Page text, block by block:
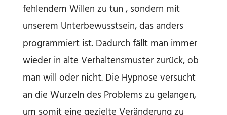
fehlendem Willen zu tun , sondern mit
unserem Unterbewusstsein, das anders
programmiert ist. Dadurch fällt man immer
wieder in alte Verhaltensmuster zurück, ob
man will oder nicht. Die Hypnose versucht
an die Wurzeln des Problems zu gelangen,